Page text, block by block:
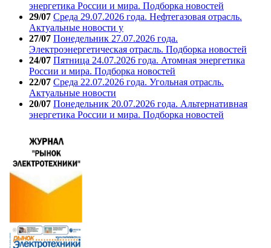
энергетика России и мира. Подборка новостей
29/07 Среда 29.07.2026 года. Нефтегазовая отрасль.
Актуальные новости у
27/07 Понедельник 27.07.2026 года.
Электроэнергетическая отрасль. Подборка новостей
24/07 Пятница 24.07.2026 года. Атомная энергетика
России и мира. Подборка новостей
22/07 Среда 22.07.2026 года. Угольная отрасль.
Актуальные новости
20/07 Понедельник 20.07.2026 года. Альтернативная
энергетика России и мира. Подборка новостей